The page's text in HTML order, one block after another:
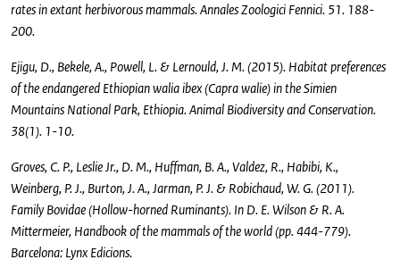
rates in extant herbivorous mammals. Annales Zoologici Fennici. 51. 188-
200.
Ejigu, D., Bekele, A., Powell, L. & Lernould, J. M. (2015). Habitat preferences
of the endangered Ethiopian walia ibex (Capra walie) in the Simien
Mountains National Park, Ethiopia. Animal Biodiversity and Conservation.
38(1). 1-10.
Groves, C. P., Leslie Jr., D. M., Huffman, B. A., Valdez, R., Habibi, K.,
Weinberg, P. J., Burton, J. A., Jarman, P. J. & Robichaud, W. G. (2011).
Family Bovidae (Hollow-horned Ruminants). In D. E. Wilson & R. A.
Mittermeier, Handbook of the mammals of the world (pp. 444-779).
Barcelona: Lynx Edicions.